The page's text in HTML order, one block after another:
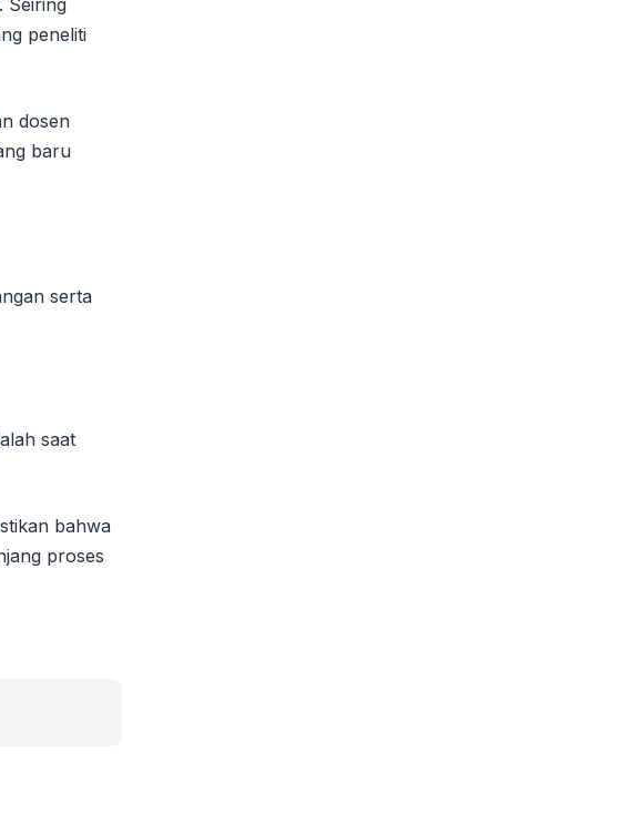
Seiring
peneliti
dosen
baru
serta
saat
bahwa
proses